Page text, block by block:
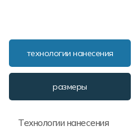
технологии нанесения
размеры
Технологии нанесения